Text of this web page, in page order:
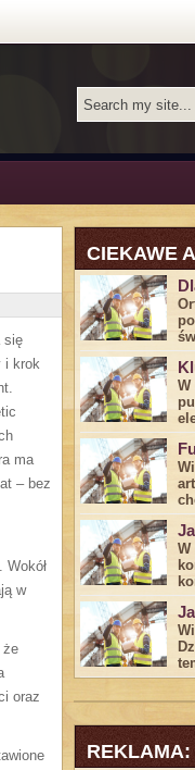
się
i krok
ma
– bez
w
że
oraz
CIEKAWE
W
W
REKLAMA: